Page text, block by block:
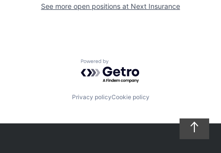
See more open positions at Next Insurance
Powered by Getro.com
Privacy policyCookie policy